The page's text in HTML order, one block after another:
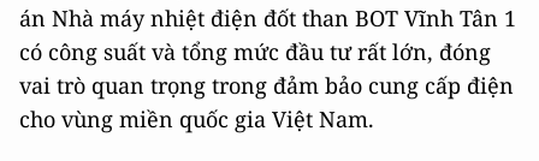
án Nhà máy nhiệt điện đốt than BOT Vĩnh Tân 1
có công suất và tổng mức đầu tư rất lớn, đóng
vai trò quan trọng trong đảm bảo cung cấp điện
cho vùng miền quốc gia Việt Nam.